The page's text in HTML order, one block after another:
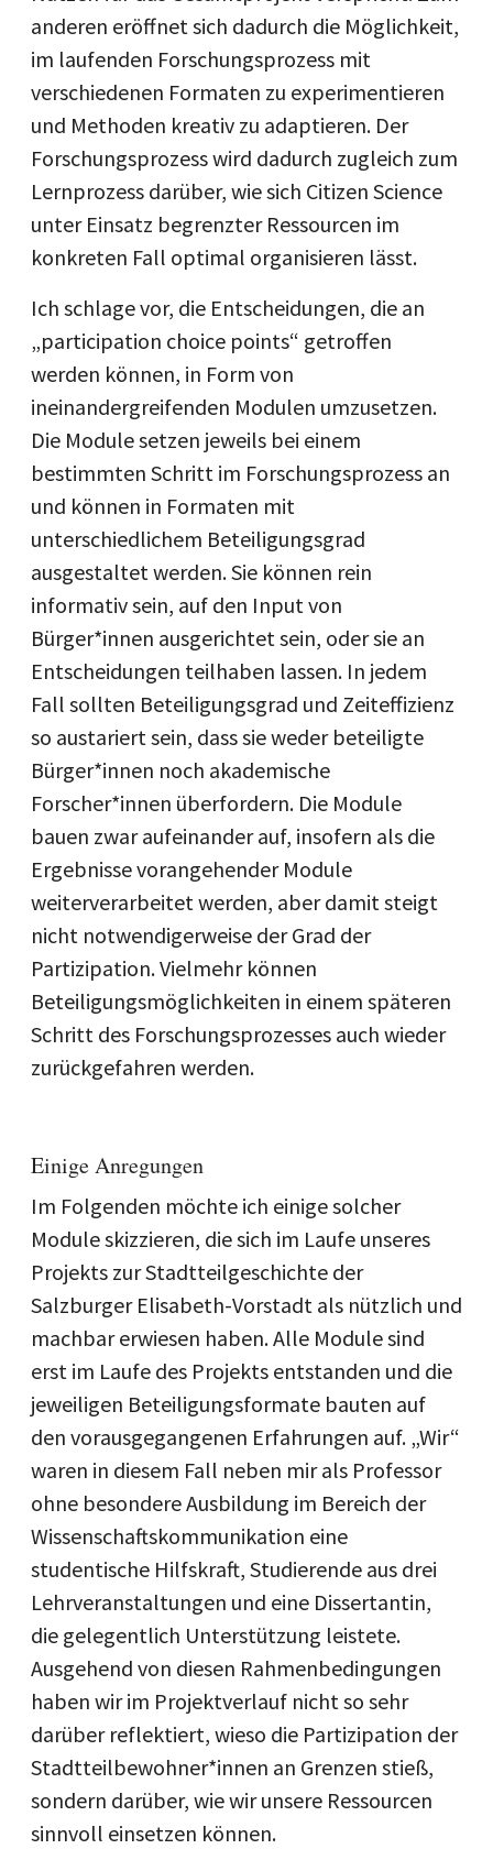
anderen eröffnet sich dadurch die Möglichkeit,
im laufenden Forschungsprozess mit
verschiedenen Formaten zu experimentieren
und Methoden kreativ zu adaptieren. Der
Forschungsprozess wird dadurch zugleich zum
Lernprozess darüber, wie sich Citizen Science
unter Einsatz begrenzter Ressourcen im
konkreten Fall optimal organisieren lässt.
Ich schlage vor, die Entscheidungen, die an
„participation choice points“ getroffen
werden können, in Form von
ineinandergreifenden Modulen umzusetzen.
Die Module setzen jeweils bei einem
bestimmten Schritt im Forschungsprozess an
und können in Formaten mit
unterschiedlichem Beteiligungsgrad
ausgestaltet werden. Sie können rein
informativ sein, auf den Input von
Bürger*innen ausgerichtet sein, oder sie an
Entscheidungen teilhaben lassen. In jedem
Fall sollten Beteiligungsgrad und Zeiteffizienz
so austariert sein, dass sie weder beteiligte
Bürger*innen noch akademische
Forscher*innen überfordern. Die Module
bauen zwar aufeinander auf, insofern als die
Ergebnisse vorangehender Module
weiterverarbeitet werden, aber damit steigt
nicht notwendigerweise der Grad der
Partizipation. Vielmehr können
Beteiligungsmöglichkeiten in einem späteren
Schritt des Forschungsprozesses auch wieder
zurückgefahren werden.
Einige Anregungen
Im Folgenden möchte ich einige solcher
Module skizzieren, die sich im Laufe unseres
Projekts zur Stadtteilgeschichte der
Salzburger Elisabeth-Vorstadt als nützlich und
machbar erwiesen haben. Alle Module sind
erst im Laufe des Projekts entstanden und die
jeweiligen Beteiligungsformate bauten auf
den vorausgegangenen Erfahrungen auf. „Wir“
waren in diesem Fall neben mir als Professor
ohne besondere Ausbildung im Bereich der
Wissenschaftskommunikation eine
studentische Hilfskraft, Studierende aus drei
Lehrveranstaltungen und eine Dissertantin,
die gelegentlich Unterstützung leistete.
Ausgehend von diesen Rahmenbedingungen
haben wir im Projektverlauf nicht so sehr
darüber reflektiert, wieso die Partizipation der
Stadtteilbewohner*innen an Grenzen stieß,
sondern darüber, wie wir unsere Ressourcen
sinnvoll einsetzen können.